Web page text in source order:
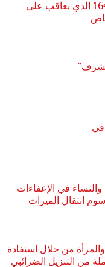
صدور القانون رقم 164 الذي يعاقب على
في
والنساء في الإعفاءات
انتقال الميراث
من خلال استفادة
من التنزيل الضرائبي